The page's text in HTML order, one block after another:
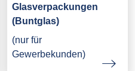
Glasverpackungen
(Buntglas)
(nur für
Gewerbekunden)